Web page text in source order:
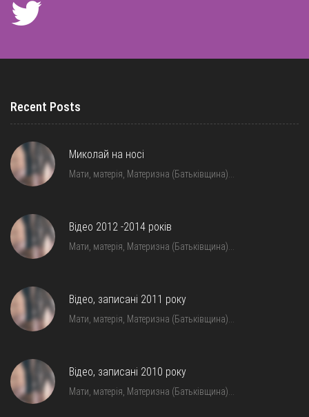
Recent Posts
Миколай на носі
Мати, матерія, Материзна (Батьківщина)…
Відео 2012 -2014 років
Мати, матерія, Материзна (Батьківщина)…
Відео, записані 2011 року
Мати, матерія, Материзна (Батьківщина)…
Відео, записані 2010 року
Мати, матерія, Материзна (Батьківщина)…